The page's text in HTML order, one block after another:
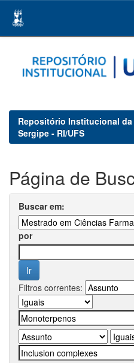
navigation
Repositório Institucional
Sergipe - RI/UFS
Página de
Buscar em:
por
Filtros correntes: